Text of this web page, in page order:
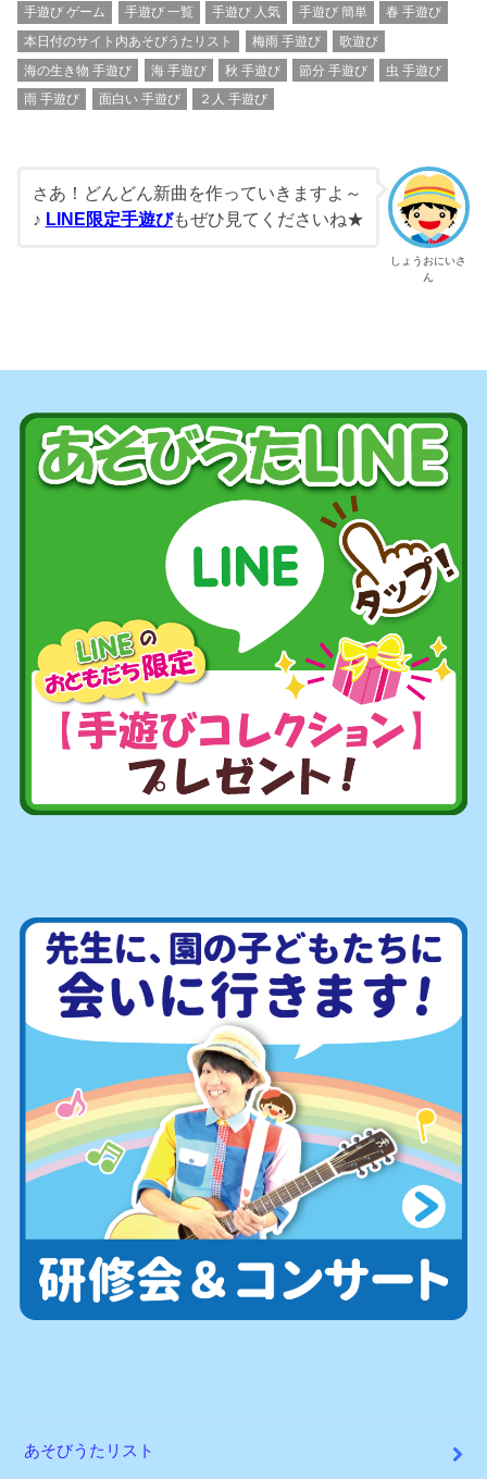
手遊び ゲーム
手遊び 一覧 手遊び 人気 手遊び 簡単
春 手遊び
本日付のサイト内あそびうたリスト
梅雨 手遊び
歌遊び
海の生き物 手遊び
海 手遊び 秋 手遊び 節分 手遊び
虫 手遊び
雨 手遊び
面白い 手遊び ２人 手遊び
しょうおにいさ
ん
さ あ！どんどん新曲を作っていきますよ～
♪ LINE限定手遊びもぜひ見てくださいね★
あそびうたリスト